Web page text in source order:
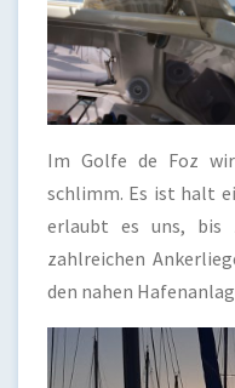
Im Golfe de Foz
schlimm. Es ist halt
erlaubt es uns, bis
zahlreichen
den nahen